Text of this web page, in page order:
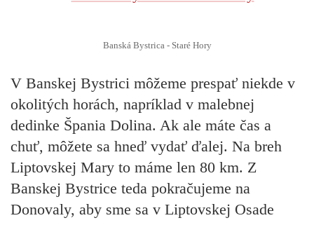
Banská Bystrica - Staré Hory
V Banskej Bystrici môžeme prespať niekde v
okolitých horách, napríklad v malebnej
dedinke Špania Dolina. Ak ale máte čas a
chuť, môžete sa hneď vydať ďalej. Na breh
Liptovskej Mary to máme len 80 km. Z
Banskej Bystrice teda pokračujeme na
Donovaly, aby sme sa v Liptovskej Osade